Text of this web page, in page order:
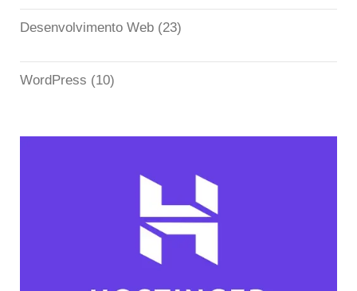
Desenvolvimento Web (23)
WordPress (10)